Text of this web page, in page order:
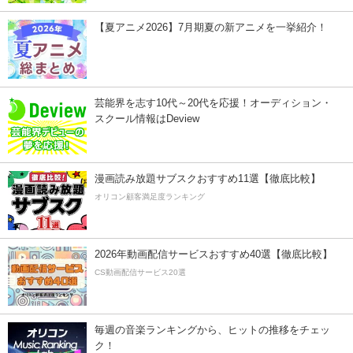
【夏アニメ2026】7月期夏の新アニメを一挙紹介！
芸能界を志す10代～20代を応援！オーディション・
スクール情報はDeview
漫画読み放題サブスクおすすめ11選【徹底比較】
オリコン顧客満足度ランキング
2026年動画配信サービスおすすめ40選【徹底比較】
CS動画配信サービス20選
毎週の音楽ランキングから、ヒットの推移をチェッ
ク！